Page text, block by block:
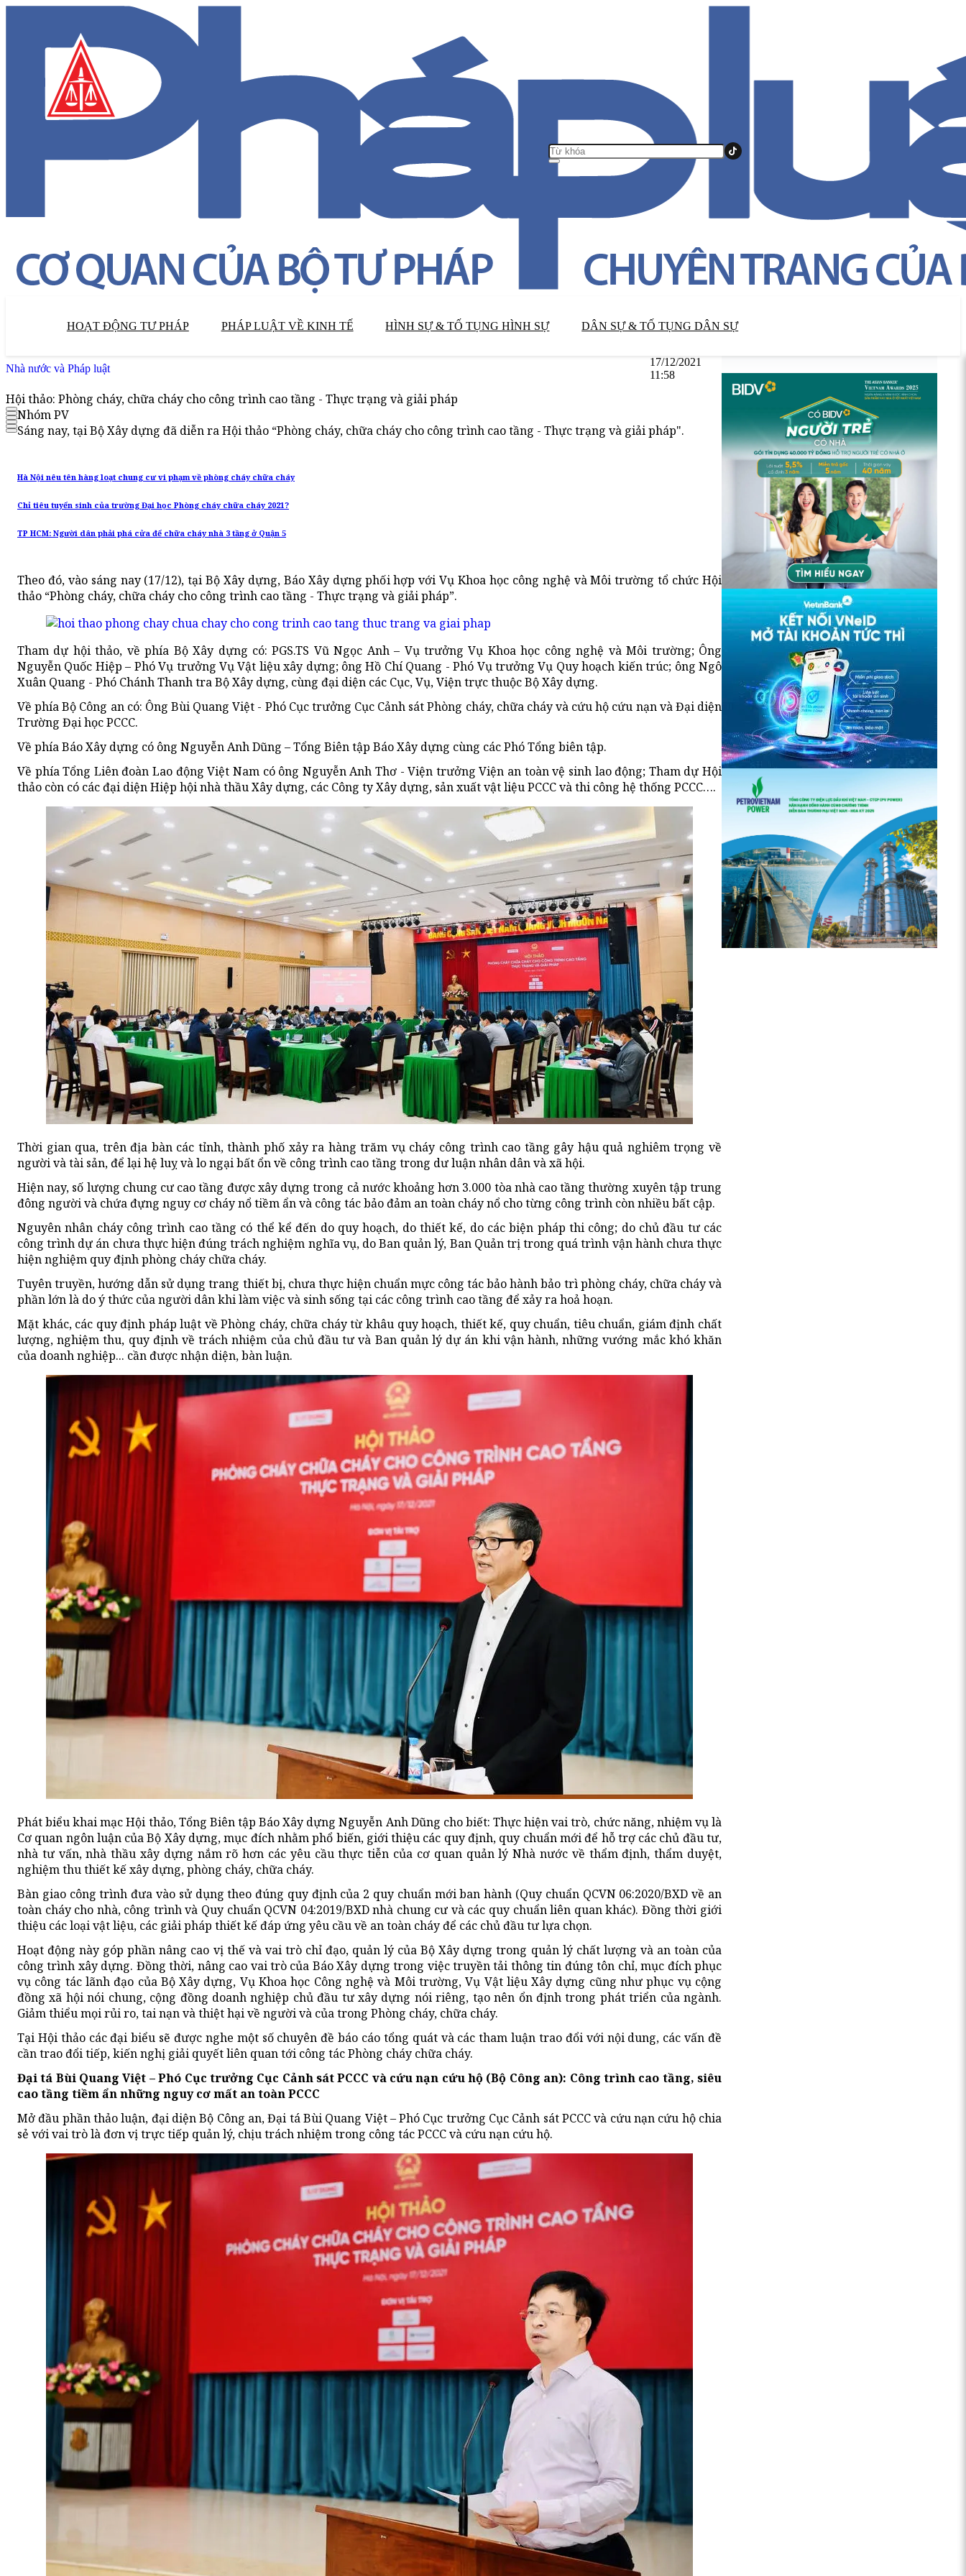
HOẠT ĐỘNG TƯ PHÁP PHÁP LUẬT VỀ KINH TẾ HÌNH SỰ & TỐ TỤNG HÌNH SỰ DÂN SỰ & TỐ TỤNG DÂN SỰ
Nhà nước và Pháp luật
17/12/2021
11:58
Hội thảo: Phòng cháy, chữa cháy cho công trình cao tầng - Thực trạng và giải pháp
Nhóm PV
Sáng nay, tại Bộ Xây dựng đã diễn ra Hội thảo “Phòng cháy, chữa cháy cho công trình cao tầng - Thực trạng và giải pháp".
Hà Nội nêu tên hàng loạt chung cư vi phạm về phòng cháy chữa cháy
Chỉ tiêu tuyển sinh của trường Đại học Phòng cháy chữa cháy 2021?
TP HCM: Người dân phải phá cửa để chữa cháy nhà 3 tầng ở Quận 5
Theo đó, vào sáng nay (17/12), tại Bộ Xây dựng, Báo Xây dựng phối hợp với Vụ Khoa học công nghệ và Môi trường tổ chức Hội
thảo “Phòng cháy, chữa cháy cho công trình cao tầng - Thực trạng và giải pháp”.
Tham dự hội thảo, về phía Bộ Xây dựng có: PGS.TS Vũ Ngọc Anh – Vụ trưởng Vụ Khoa học công nghệ và Môi trường; Ông
Nguyễn Quốc Hiệp – Phó Vụ trưởng Vụ Vật liệu xây dựng; ông Hồ Chí Quang - Phó Vụ trưởng Vụ Quy hoạch kiến trúc; ông Ngô
Xuân Quang - Phó Chánh Thanh tra Bộ Xây dựng, cùng đại diện các Cục, Vụ, Viện trực thuộc Bộ Xây dựng.
Về phía Bộ Công an có: Ông Bùi Quang Việt - Phó Cục trưởng Cục Cảnh sát Phòng cháy, chữa cháy và cứu hộ cứu nạn và Đại diện
Trường Đại học PCCC.
Về phía Báo Xây dựng có ông Nguyễn Anh Dũng – Tổng Biên tập Báo Xây dựng cùng các Phó Tổng biên tập.
Về phía Tổng Liên đoàn Lao động Việt Nam có ông Nguyễn Anh Thơ - Viện trưởng Viện an toàn vệ sinh lao động; Tham dự Hội
thảo còn có các đại diện Hiệp hội nhà thầu Xây dựng, các Công ty Xây dựng, sản xuất vật liệu PCCC và thi công hệ thống PCCC….
Thời gian qua, trên địa bàn các tỉnh, thành phố xảy ra hàng trăm vụ cháy công trình cao tầng gây hậu quả nghiêm trọng về
người và tài sản, để lại hệ luỵ và lo ngại bất ổn về công trình cao tầng trong dư luận nhân dân và xã hội.
Hiện nay, số lượng chung cư cao tầng được xây dựng trong cả nước khoảng hơn 3.000 tòa nhà cao tầng thường xuyên tập trung
đông người và chứa đựng nguy cơ cháy nổ tiềm ẩn và công tác bảo đảm an toàn cháy nổ cho từng công trình còn nhiều bất cập.
Nguyên nhân cháy công trình cao tầng có thể kể đến do quy hoạch, do thiết kế, do các biện pháp thi công; do chủ đầu tư các
công trình dự án chưa thực hiện đúng trách nghiệm nghĩa vụ, do Ban quản lý, Ban Quản trị trong quá trình vận hành chưa thực
hiện nghiệm quy định phòng cháy chữa cháy.
Tuyên truyền, hướng dẫn sử dụng trang thiết bị, chưa thực hiện chuẩn mực công tác bảo hành bảo trì phòng cháy, chữa cháy và
phần lớn là do ý thức của người dân khi làm việc và sinh sống tại các công trình cao tầng để xảy ra hoả hoạn.
Mặt khác, các quy định pháp luật về Phòng cháy, chữa cháy từ khâu quy hoạch, thiết kế, quy chuẩn, tiêu chuẩn, giám định chất
lượng, nghiệm thu, quy định về trách nhiệm của chủ đầu tư và Ban quản lý dự án khi vận hành, những vướng mắc khó khăn
của doanh nghiệp... cần được nhận diện, bàn luận.
Phát biểu khai mạc Hội thảo, Tổng Biên tập Báo Xây dựng Nguyễn Anh Dũng cho biết: Thực hiện vai trò, chức năng, nhiệm vụ là
Cơ quan ngôn luận của Bộ Xây dựng, mục đích nhằm phổ biến, giới thiệu các quy định, quy chuẩn mới để hỗ trợ các chủ đầu tư,
nhà tư vấn, nhà thầu xây dựng nắm rõ hơn các yêu cầu thực tiễn của cơ quan quản lý Nhà nước về thẩm định, thẩm duyệt,
nghiệm thu thiết kế xây dựng, phòng cháy, chữa cháy.
Bàn giao công trình đưa vào sử dụng theo đúng quy định của 2 quy chuẩn mới ban hành (Quy chuẩn QCVN 06:2020/BXD về an
toàn cháy cho nhà, công trình và Quy chuẩn QCVN 04:2019/BXD nhà chung cư và các quy chuẩn liên quan khác). Đồng thời giới
thiệu các loại vật liệu, các giải pháp thiết kế đáp ứng yêu cầu về an toàn cháy để các chủ đầu tư lựa chọn.
Hoạt động này góp phần nâng cao vị thế và vai trò chỉ đạo, quản lý của Bộ Xây dựng trong quản lý chất lượng và an toàn của
công trình xây dựng. Đồng thời, nâng cao vai trò của Báo Xây dựng trong việc truyền tải thông tin đúng tôn chỉ, mục đích phục
vụ công tác lãnh đạo của Bộ Xây dựng, Vụ Khoa học Công nghệ và Môi trường, Vụ Vật liệu Xây dựng cũng như phục vụ cộng
đồng xã hội nói chung, cộng đồng doanh nghiệp chủ đầu tư xây dựng nói riêng, tạo nên ổn định trong phát triển của ngành.
Giảm thiểu mọi rủi ro, tai nạn và thiệt hại về người và của trong Phòng cháy, chữa cháy.
Tại Hội thảo các đại biểu sẽ được nghe một số chuyên đề báo cáo tổng quát và các tham luận trao đổi với nội dung, các vấn đề
cần trao đổi tiếp, kiến nghị giải quyết liên quan tới công tác Phòng cháy chữa cháy.
Đại tá Bùi Quang Việt – Phó Cục trưởng Cục Cảnh sát PCCC và cứu nạn cứu hộ (Bộ Công an): Công trình cao tầng, siêu
cao tầng tiềm ẩn những nguy cơ mất an toàn PCCC
Mở đầu phần thảo luận, đại diện Bộ Công an, Đại tá Bùi Quang Việt – Phó Cục trưởng Cục Cảnh sát PCCC và cứu nạn cứu hộ chia
sẻ với vai trò là đơn vị trực tiếp quản lý, chịu trách nhiệm trong công tác PCCC và cứu nạn cứu hộ.